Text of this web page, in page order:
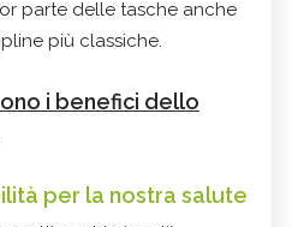
parte delle tasche anche
più classiche.
i benefici dello
per la nostra salute